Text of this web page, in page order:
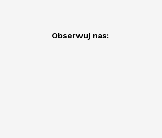
Obserwuj nas: